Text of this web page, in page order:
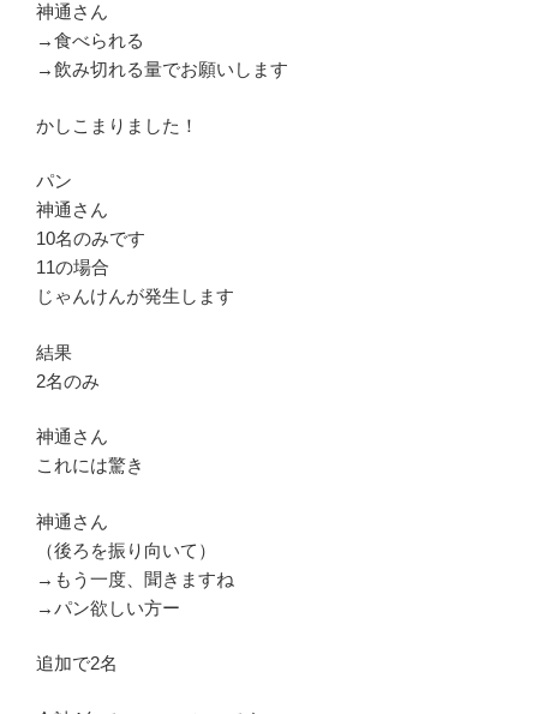
神通さん
→食べられる
→飲み切れる量でお願いします
かしこまりました！
パン
神通さん
10名のみです
11の場合
じゃんけんが発生します
結果
2名のみ
神通さん
これには驚き
神通さん
（後ろを振り向いて）
→もう一度、聞きますね
→パン欲しい方ー
追加で2名